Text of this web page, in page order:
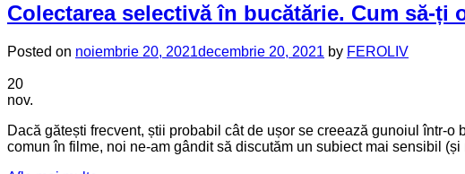
Colectarea selectivă în bucătărie. Cum să-
Posted on noiembrie 20, 2021decembrie 20, 2021 by FEROLIV
20
nov.
Dacă gătești frecvent, știi probabil cât de ușor se creează gunoiul într-
comun în filme, noi ne-am gândit să discutăm un subiect mai sensibil